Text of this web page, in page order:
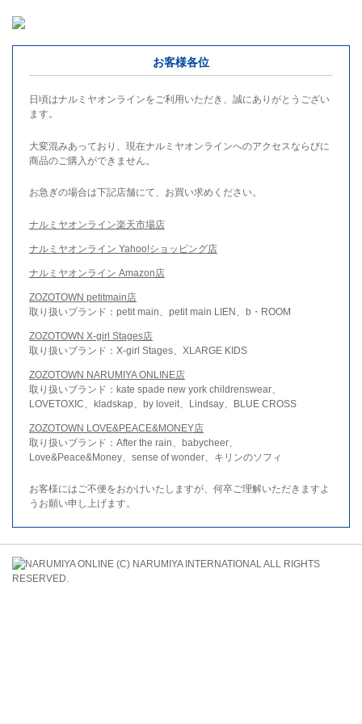
お客様各位
日頃はナルミヤオンラインをご利用いただき、誠にありがとうござい
ます。
大変混みあっており、現在ナルミヤオンラインへのアクセスならびに
商品のご購入ができません。
お急ぎの場合は下記店舗にて、お買い求めください。
ナルミヤオンライン楽天市場店
ナルミヤオンライン Yahoo!ショッピング店
ナルミヤオンライン Amazon店
ZOZOTOWN petitmain店
取り扱いブランド：petit main、petit main LIEN、b・ROOM
ZOZOTOWN X-girl Stages店
取り扱いブランド：X-girl Stages、XLARGE KIDS
ZOZOTOWN NARUMIYA ONLINE店
取り扱いブランド：kate spade new york childrenswear、
LOVETOXIC、kladskap、by loveit、Lindsay、BLUE CROSS
ZOZOTOWN LOVE&PEACE&MONEY店
取り扱いブランド：After the rain、babycheer、
Love&Peace&Money、sense of wonder、キリンのソフィ
お客様にはご不便をおかけいたしますが、何卒ご理解いただきますよ
うお願い申し上げます。